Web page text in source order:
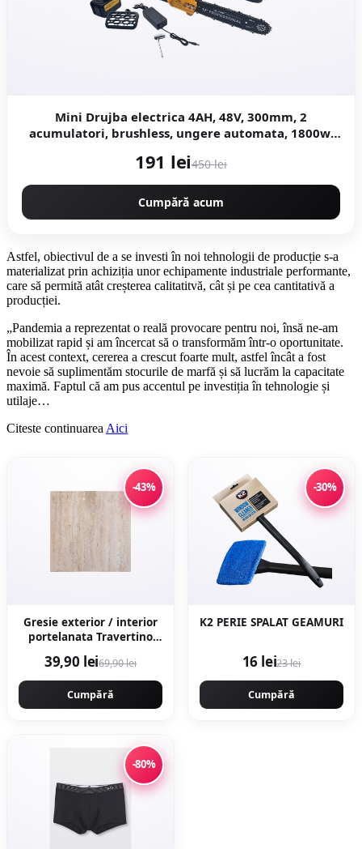
Mini Drujba electrica 4AH, 48V, 300mm, 2
acumulatori, brushless, ungere automata, 1800w,
191 lei450 lei
Cumpără acum
Astfel, obiectivul de a se investi în noi tehnologii de producție s-a
materializat prin achiziția unor echipamente industriale performante,
care să permită atât creșterea calitatitvă, cât și pe cea cantitativă a
producției.
„Pandemia a reprezentat o reală provocare pentru noi, însă ne-am
mobilizat rapid și am încercat să o transformăm într-o oportunitate.
În acest context, cererea a crescut foarte mult, astfel încât a fost
nevoie să suplimentăm stocurile de marfă și să lucrăm la capacitate
maximă. Faptul că am pus accentul pe investiția în tehnologie și
utilaje…
Citeste continuarea Aici
-43%
Gresie exterior / interior
portelanata Travertino
lucioasa rectificata tip
piatra naturala
39,90 lei69,90 lei
Cumpără
-30%
K2 PERIE SPALAT GEAMURI
16 lei23 lei
Cumpără
-80%